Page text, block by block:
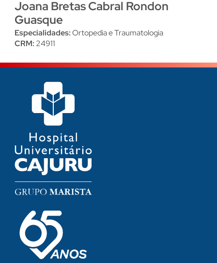
Joana Bretas Cabral Rondon
Guasque
Especialidades:Ortopedia e Traumatologia
CRM: 24911